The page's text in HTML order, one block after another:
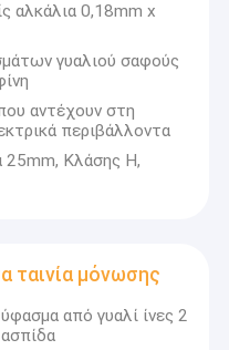
αλκάλια 0,18mm x
γυαλιού σαφούς
αντέχουν στη
περιβάλλοντα
25mm, Κλάσης H,
ταινία μόνωσης
από γυαλί ίνες 2